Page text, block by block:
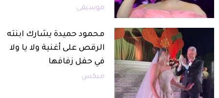
موسيقى
محمود حميدة يشارك ابنته
الرقص على أغنية ولا يا ولا
في حفل زفافها
ميكس